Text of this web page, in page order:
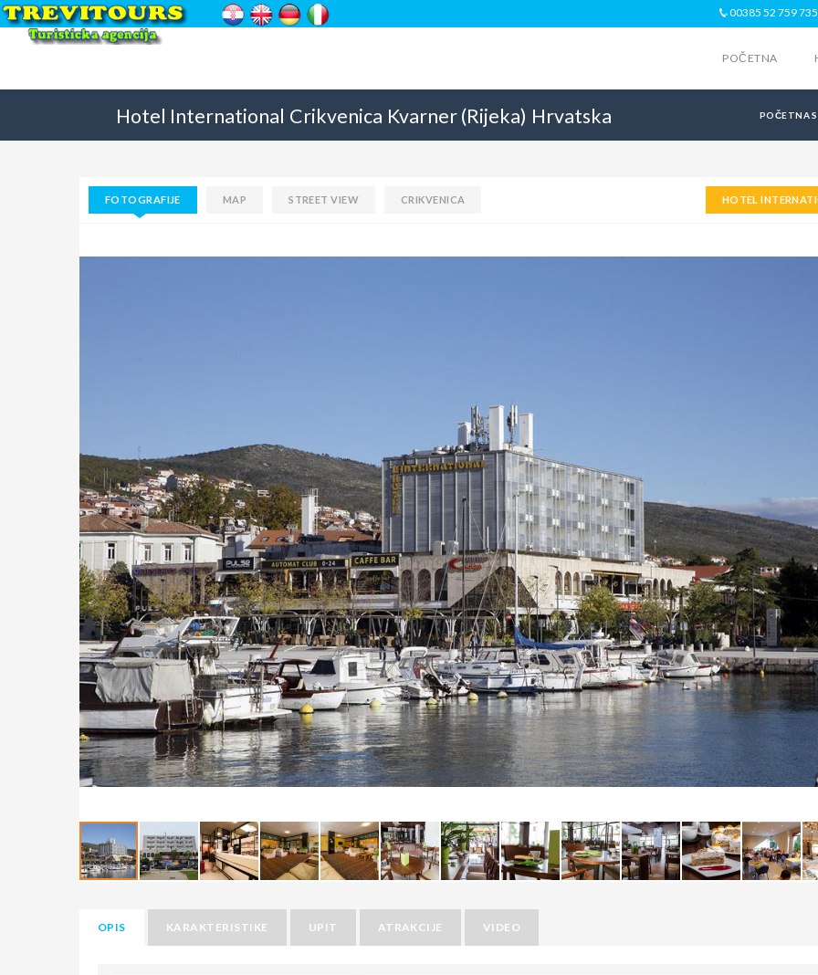
00385 52 759 735
POČETNA
Hotel International Crikvenica Kvarner (Rijeka) Hrvatska POČETNA
FOTOGRAFIJE MAP STREET VIEW CRIKVENICA HOTEL
OPIS KARAKTERISTIKE UPIT ATRAKCIJE VIDEO